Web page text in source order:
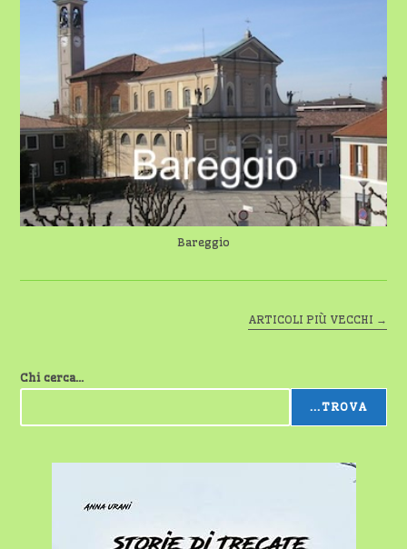
PER
LA
DIGITALIZZAZIONE
DELLA
PUBBLICA
AMMINISTRAZIONE
Bareggio
ARTICOLI PIÙ VECCHI →
Chi cerca...
...TROVA